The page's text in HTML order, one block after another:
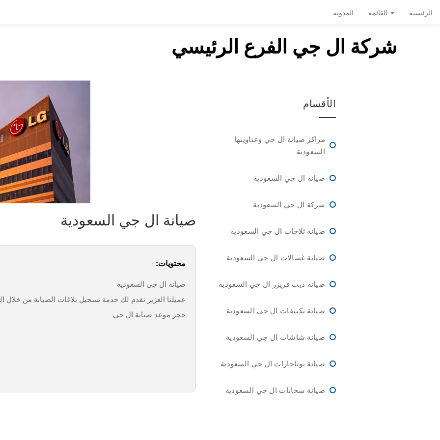
شركة ال جي الفرع الرئيسي
المدونة الرئيسية
صيانة ال جي السعودية
محتويات:
صيانة ال جى السعودية
عميلنا العزيز نقدم لك خدمة تسجيل بلاغات الصيانة من خلال
حجز موعد صيانة ال جي
الأقسام
مراكز صيانة ال جي وعناوينها
السعودية
صيانة ال جي السعودية
شركة ال جي السعودية
صيانة ثلاجات ال جي السعودية
صيانة غسالات ال جي السعودية
صيانة ديب فريزر ال جي السعودية
صيانة تكييفات ال جي السعودية
صيانة شاشات ال جي السعودية
صيانة بوتاجازات ال جي السعودية
صيانة سخانات ال جي السعودية